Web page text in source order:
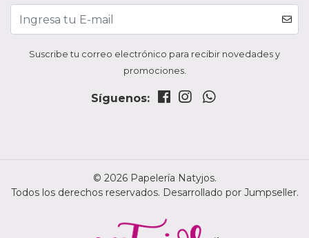
Suscribe tu correo electrónico para recibir novedades y
promociones.
Síguenos:
© 2026 Papelería Natyjos.
Todos los derechos reservados. Desarrollado por Jumpseller.